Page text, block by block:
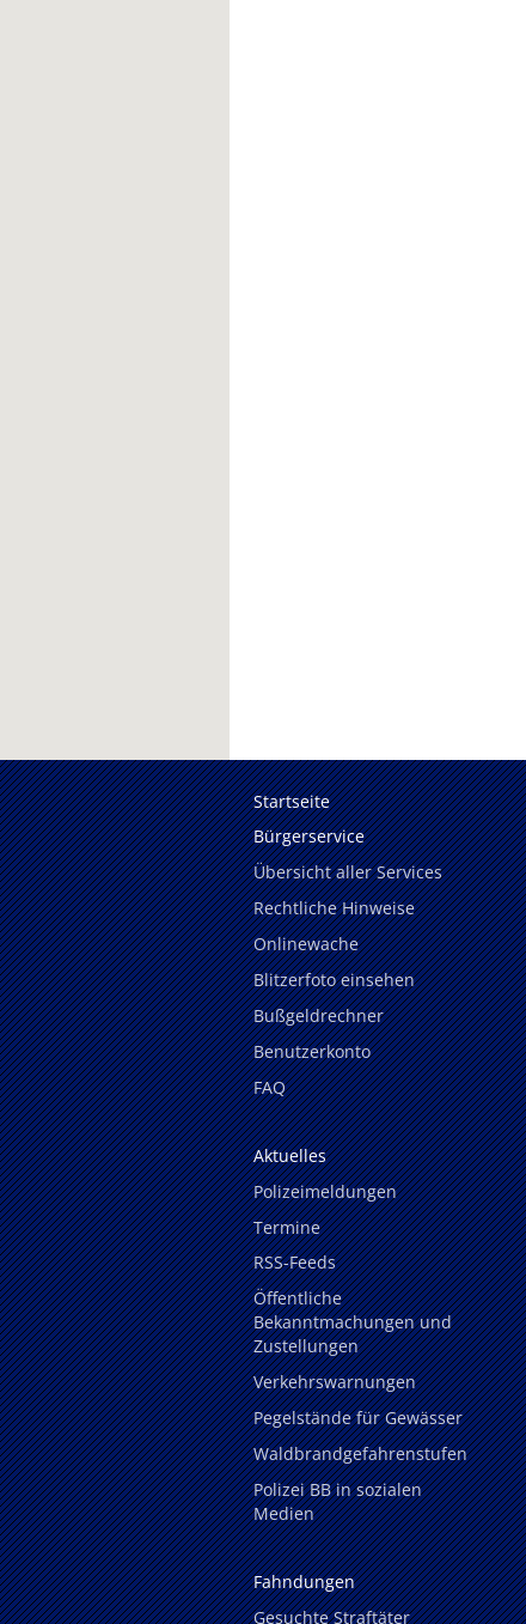
Startseite
Bürgerservice
Übersicht aller Services
Rechtliche Hinweise
Onlinewache
Blitzerfoto einsehen
Bußgeldrechner
Benutzerkonto
FAQ
Aktuelles
Polizeimeldungen
Termine
RSS-Feeds
Öffentliche
Bekanntmachungen und
Zustellungen
Verkehrswarnungen
Pegelstände für Gewässer
Waldbrandgefahrenstufen
Polizei BB in sozialen
Medien
Fahndungen
Gesuchte Straftäter